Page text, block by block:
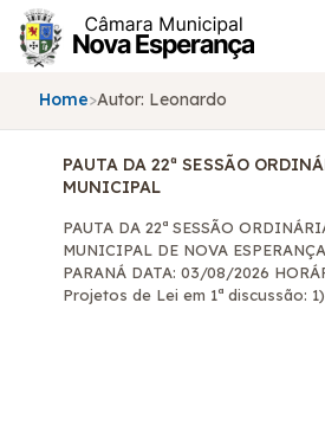
Home>Autor: Leonardo
PAUTA DA 22ª SESSÃO
MUNICIPAL
PAUTA DA 22ª SESSÃO
MUNICIPAL DE NOVA
PARANÁ DATA: 03/08/2026
Projetos de Lei em 1ª discussão: 1)